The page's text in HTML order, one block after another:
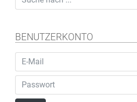
BENUTZERKONTO